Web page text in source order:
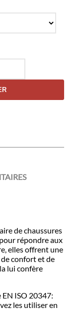
de chaussures
répondre aux
elles offrent une
confort et de
lui confère
ISO 20347:
les utiliser en